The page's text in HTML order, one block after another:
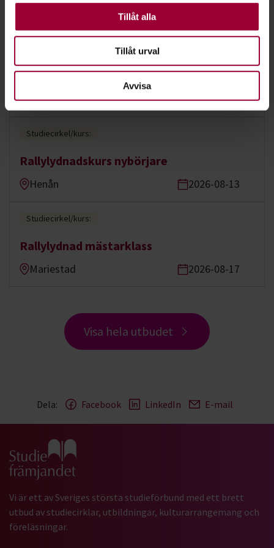
Tillåt alla
Tillåt urval
Avvisa
Valp/ allmänlydnadskurs
Töreboda 2026-08-05
Studiecirkel/kurs:
Rallylydnadskurs nybörjare
Henån 2026-08-13
Studiecirkel/kurs:
Rallylydnad mästarklass
Mariestad 2026-08-17
Visa hela utbudet
Dela: Facebook LinkedIn E-mail
Gå till studiefrämjandets startsida
Vi är ett av Sveriges största studieförbund med ett brett
utbud av studiecirklar, utbildningar, kulturarrangemang och
föreläsningar.